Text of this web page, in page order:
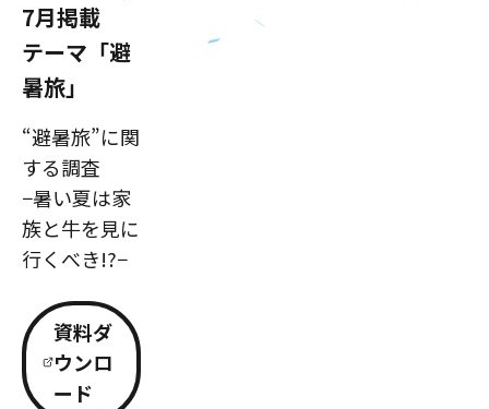
7月掲載
テーマ「避
暑旅」
“避暑旅”に関
する調査
−暑い夏は家
族と牛を見に
行くべき!?−
資料ダ
ウンロ
ード